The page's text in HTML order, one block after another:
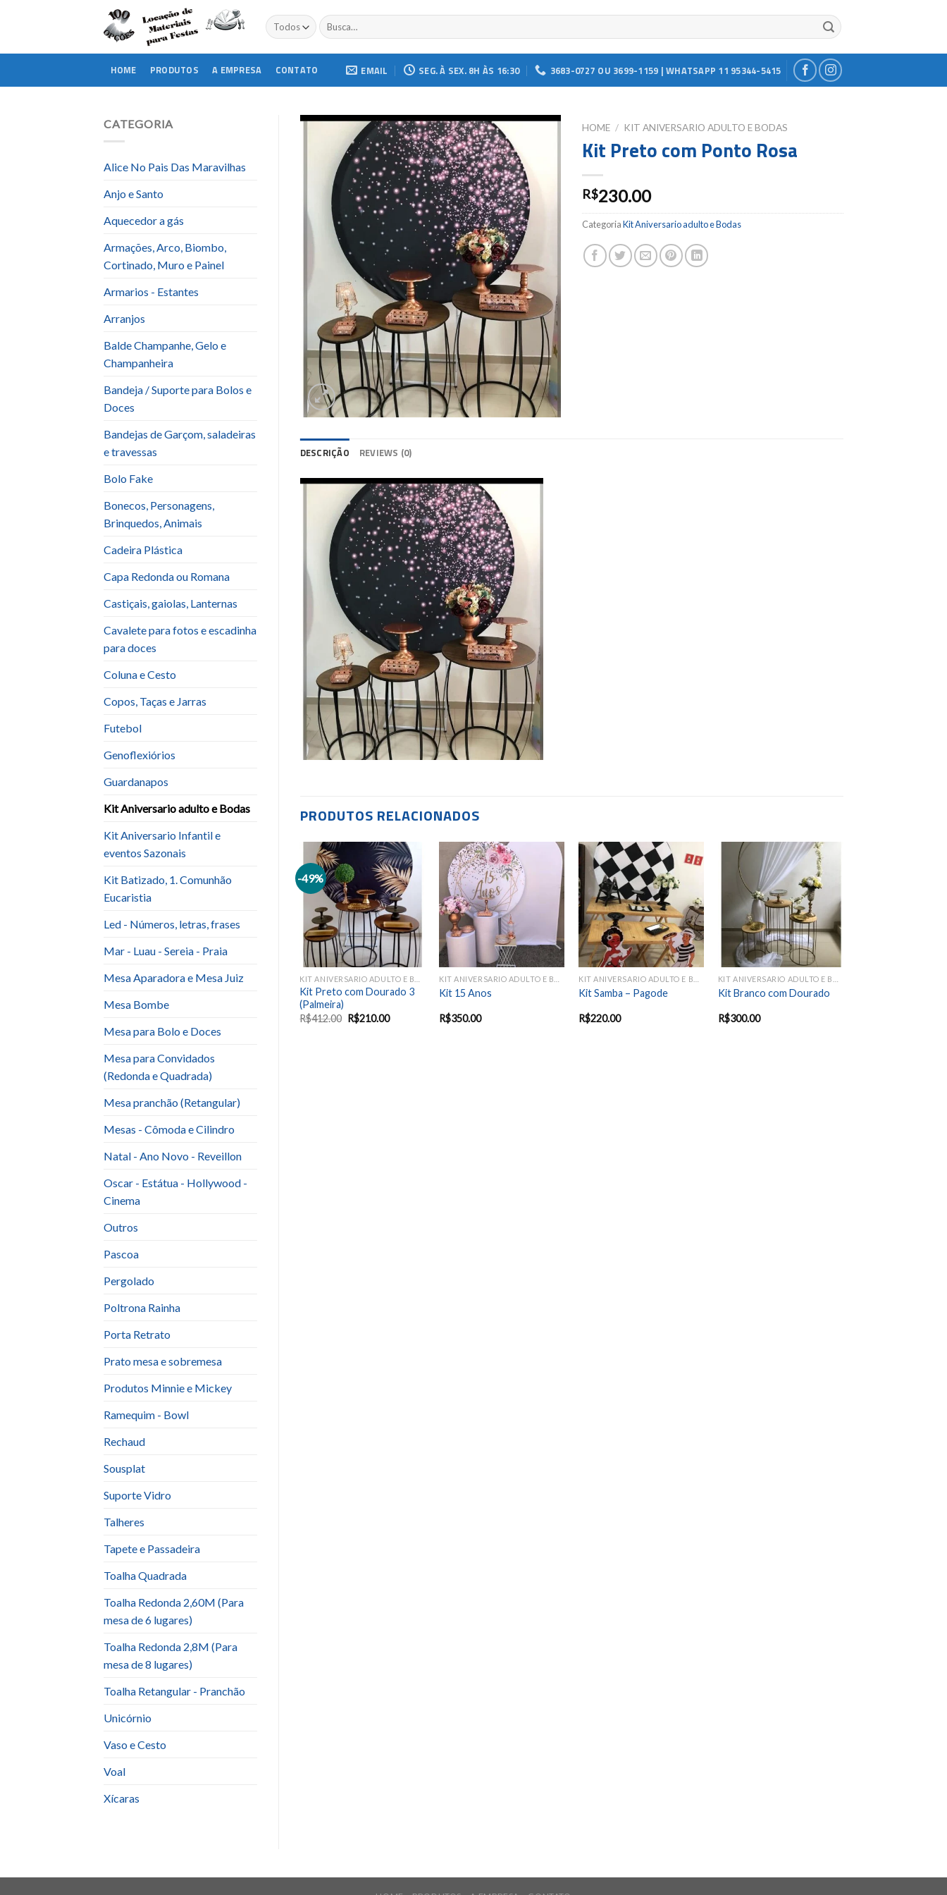
Buscar
por:
HOME PRODUTOS A EMPRESA CONTATO EMAIL SEG. À SEX. 8H ÀS 16:30 3683-0727 OU 3699-1159 | WHATSAPP 11 95344-5415
CATEGORIA
Alice No Pais Das Maravilhas
Anjo e Santo
Aquecedor a gás
Armações, Arco, Biombo,
Cortinado, Muro e Painel
Armarios - Estantes
Arranjos
Balde Champanhe, Gelo e
Champanheira
Bandeja / Suporte para Bolos e
Doces
Bandejas de Garçom, saladeiras
e travessas
Bolo Fake
Bonecos, Personagens,
Brinquedos, Animais
Cadeira Plástica
Capa Redonda ou Romana
Castiçais, gaiolas, Lanternas
Cavalete para fotos e escadinha
para doces
Coluna e Cesto
Copos, Taças e Jarras
Futebol
Genoflexiórios
Guardanapos
Kit Aniversario adulto e Bodas
Kit Aniversario Infantil e
eventos Sazonais
Kit Batizado, 1. Comunhão
Eucaristia
Led - Números, letras, frases
Mar - Luau - Sereia - Praia
Mesa Aparadora e Mesa Juiz
Mesa Bombe
Mesa para Bolo e Doces
Mesa para Convidados
(Redonda e Quadrada)
Mesa pranchão (Retangular)
Mesas - Cômoda e Cilindro
Natal - Ano Novo - Reveillon
Oscar - Estátua - Hollywood -
Cinema
Outros
Pascoa
Pergolado
Poltrona Rainha
Porta Retrato
Prato mesa e sobremesa
Produtos Minnie e Mickey
Ramequim - Bowl
Rechaud
Sousplat
Suporte Vidro
Talheres
Tapete e Passadeira
Toalha Quadrada
Toalha Redonda 2,60M (Para
mesa de 6 lugares)
Toalha Redonda 2,8M (Para
mesa de 8 lugares)
Toalha Retangular - Pranchão
Unicórnio
Vaso e Cesto
Voal
Xícaras
Add to
wishlist
HOME / KIT ANIVERSARIO ADULTO E BODAS
Kit Preto com Ponto Rosa
R$230.00
CategoriaKit Aniversario adulto e Bodas
DESCRIÇÃO REVIEWS (0)
PRODUTOS RELACIONADOS
-49%
Add to
wishlist
Kit Preto com Dourado 3
(Palmeira)
R$412.00 R$210.00
Kit 15 Anos
R$350.00
Add to
wishlist
Kit Samba – Pagode
R$220.00
Add to
wishlist
Kit Branco com Dourado
R$300.00
Add to
KIT ANIVERSARIO ADULTO E BODAS
-53%